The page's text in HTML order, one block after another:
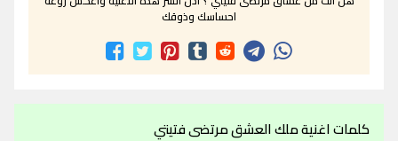
احساسك وذوقك
كلمات اغنية ملك العشق مرتضى فتيتي